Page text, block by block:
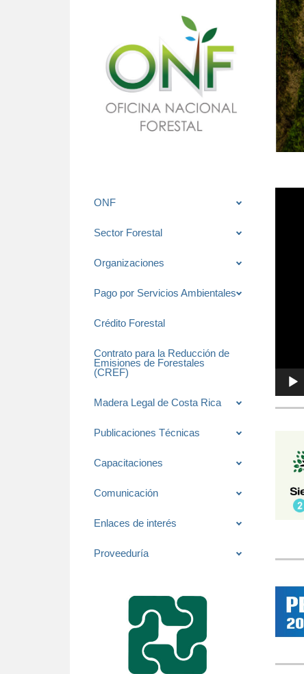
ONF
Sector Forestal
Organizaciones
Pago por Servicios Ambientales
Crédito Forestal
Contrato para la Reducción de
Emisiones de Forestales
(CREF)
Madera Legal de Costa Rica
Publicaciones Técnicas
Capacitaciones
Comunicación
Enlaces de interés
Proveeduría